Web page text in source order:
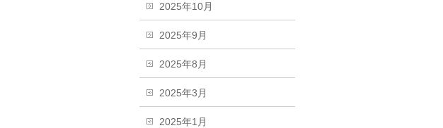
2025年10月
2025年9月
2025年8月
2025年3月
2025年1月